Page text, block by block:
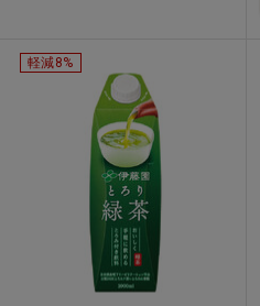
軽減8%